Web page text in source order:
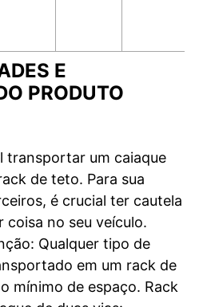
E
PRODUTO
transportar um caiaque
de teto. Para sua
é crucial ter cautela
coisa no seu veículo.
Qualquer tipo de
em um rack de
mínimo de espaço. Rack